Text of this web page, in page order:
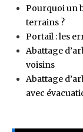
Pourquoi un
terrains ?
Portail : les
Abattage
voisins
Abattage
avec